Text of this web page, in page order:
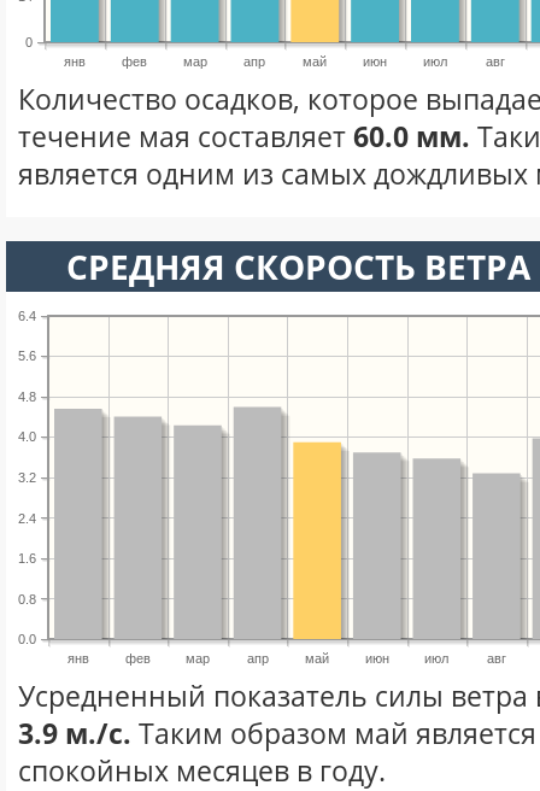
янв фев мар апр май июн июл авг
0
Количество осадков, которое
течение мая составляет60.0 мм.
является одним из самых дождливых
СРЕДНЯЯ СКОРОСТЬ
янв фев мар апр май июн июл авг
0.0
0.8
1.6
2.4
3.2
4.0
4.8
5.6
6.4
Усредненный показатель силы ветра
3.9 м./с. Таким образом май
спокойных месяцев в году.